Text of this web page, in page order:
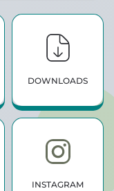
DOWNLOADS
INSTAGRAM